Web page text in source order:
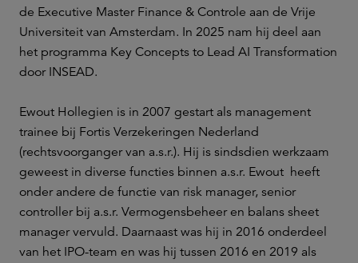
de Executive Master Finance & Controle aan de Vrije
Universiteit van Amsterdam. In 2025 nam hij deel aan
het programma Key Concepts to Lead AI Transformation
door INSEAD.
Ewout Hollegien is in 2007 gestart als management
trainee bij Fortis Verzekeringen Nederland
(rechtsvoorganger van a.s.r.). Hij is sindsdien werkzaam
geweest in diverse functies binnen a.s.r. Ewout heeft
onder andere de functie van risk manager, senior
controller bij a.s.r. Vermogensbeheer en balans sheet
manager vervuld. Daarnaast was hij in 2016 onderdeel
van het IPO-team en was hij tussen 2016 en 2019 als